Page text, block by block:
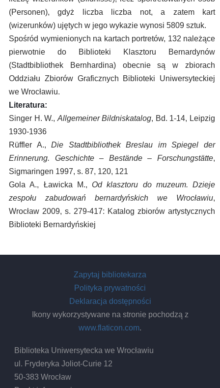
(Personen), gdyż liczba liczba not, a zatem kart
(wizerunków) ujętych w jego wykazie wynosi 5809 sztuk.
Spośród wymienionych na kartach portretów, 132 należące
pierwotnie do Biblioteki Klasztoru Bernardynów
(Stadtbibliothek Bernhardina) obecnie są w zbiorach
Oddziału Zbiorów Graficznych Biblioteki Uniwersyteckiej
we Wrocławiu.
Literatura:
Singer H. W., Allgemeiner Bildniskatalog, Bd. 1-14, Leipzig
1930-1936
Rüffler A.,Die Stadtbibliothek Breslau im Spiegel der
Erinnerung. Geschichte – Bestände – Forschungstätte,
Sigmaringen 1997, s. 87, 120, 121
Gola A., Ławicka M., Od klasztoru do muzeum. Dzieje
zespołu zabudowań bernardyńskich we Wrocławiu,
Wrocław 2009, s. 279-417: Katalog zbiorów artystycznych
Biblioteki Bernardyńskiej
Zapytaj bibliotekarza
Polityka prywatności
Deklaracja dostępności
Ikony wykorzystywane na stronie pochodzą z
www.flaticon.com.
Biblioteka Uniwersytecka we Wrocławiu
ul. Fryderyka Joliot-Curie 12
50-383 Wrocław